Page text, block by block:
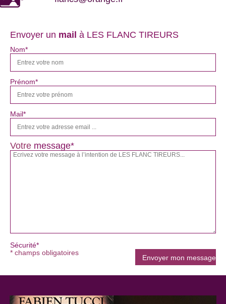
Envoyer un mail à LES FLANC TIREURS
Nom*
Prénom*
Mail*
Votre message*
Sécurité*
* champs obligatoires